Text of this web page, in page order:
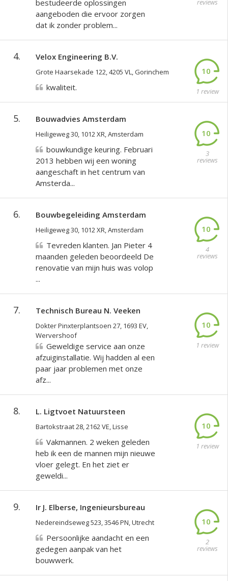
reviews
bestudeerde oplossingen
aangeboden die ervoor zorgen
dat ik zonder problem...
4. Velox Engineering B.V.
Grote Haarsekade 122, 4205 VL, Gorinchem 10
1 review
kwaliteit.
5. Bouwadvies Amsterdam
Heiligeweg 30, 1012 XR, Amsterdam 10
3
reviews
bouwkundige keuring. Februari
2013 hebben wij een woning
aangeschaft in het centrum van
Amsterda...
6. Bouwbegeleiding Amsterdam
Heiligeweg 30, 1012 XR, Amsterdam 10
4
reviews
Tevreden klanten. Jan Pieter 4
maanden geleden beoordeeld De
renovatie van mijn huis was volop
...
7. Technisch Bureau N. Veeken
Dokter Pinxterplantsoen 27, 1693 EV,
Wervershoof
10
1 review
Geweldige service aan onze
afzuiginstallatie. Wij hadden al een
paar jaar problemen met onze
afz...
8. L. Ligtvoet Natuursteen
Bartokstraat 28, 2162 VE, Lisse 10
1 review
Vakmannen. 2 weken geleden
heb ik een de mannen mijn nieuwe
vloer gelegt. En het ziet er
geweldi...
9. Ir J. Elberse, Ingenieursbureau
Nedereindseweg 523, 3546 PN, Utrecht 10
2
reviews
Persoonlijke aandacht en een
gedegen aanpak van het
bouwwerk.